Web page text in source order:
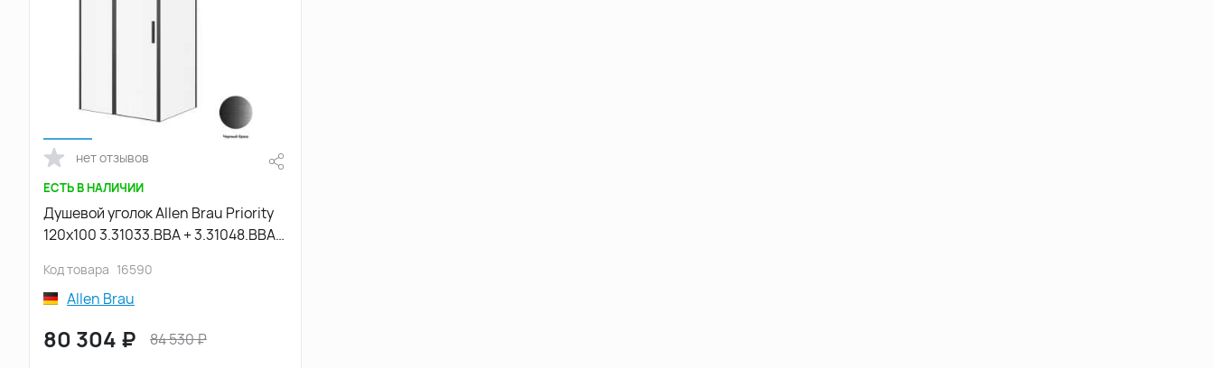
нет отзывов
ЕСТЬ В НАЛИЧИИ
Душевой уголок Allen Brau Priority
120x100 3.31033.BBA + 3.31048.BBA
Код товара 16590
Allen Brau
80 304 ₽ 84 530₽